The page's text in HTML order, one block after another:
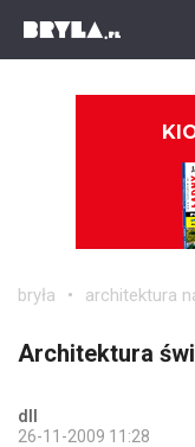
bryła architektura
Architektura
dll
26-11-2009 11:28